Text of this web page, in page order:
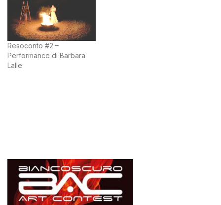
Resoconto #2 –
Performance di Barbara
Lalle